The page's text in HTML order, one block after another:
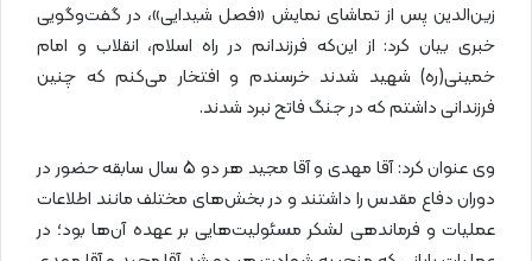
زین‌الدین پس از تماشای نمایش «فصل شیدایی»، در گفت‌وگویی
خبری بیان کرد: از این‌که فرزندانم در راه اسلام، انقلاب و امام
خمینی(ره) شهید شدند خرسندم و افتخار می‌کنم که چنین
فرزندانی داشتم که در جنگ فاتح نبرد شدند.
وی عنوان کرد: آقا مهدی و آقا مجید هر دو 5 سال سابقه حضور در
دوران دفاع مقدس را داشتند و در بخش‌های مختلف مانند اطلاعات
عملیات و فرماندهی لشکر مسئولیت‌هایی بر عهده آن‌ها بود؛ در